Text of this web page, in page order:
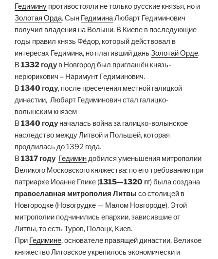
Гедимину противостояли не только русские князья, но и
Золотая Орда. Сын ГедиминаЛюбарт Гедиминович
получил владения на Волыни. В Киеве в последующие
годы правил князь Фёдор, который действовал в
интересах Гедимина, но плативший даньЗолотай Орде.
В1332 году в Новгород был приглашён князь-
нерюрикович – Наримунт Гедиминович.
В1340 году, после пресечения местной галицкой
династии, Любарт Гедиминович стал галицко-
волынским князем
В1340 году началась война за галицко-волынское
наследство между Литвой и Польшей, которая
продлилась до 1392 года.
В1317 году Гедиминдобился уменьшения митрополии
Великого Московского княжества: по его требованию при
патриархе Иоанне Глике (1315—1320 гг) была создана
православная митрополия Литвы со столицей в
Новгородке (Новогрудке — Малом Новгороде). Этой
митрополии подчинились епархии, зависившие от
Литвы, то есть Туров, Полоцк, Киев.
При Гедимине, основателе правящей династии, Великое
княжество Литовское укрепилось экономически и